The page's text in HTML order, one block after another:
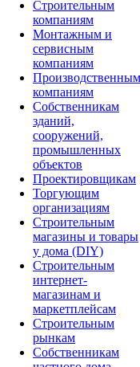
Строительным
компаниям
Монтажным и
сервисным
компаниям
Производственным
компаниям
Собственникам
зданий,
сооружений,
промышленных
объектов
Проектировщикам
Торгующим
организациям
Строительным
магазины и товары
у дома (DIY)
Строительным
интернет-
магазинам и
маркетплейсам
Строительным
рынкам
Собственникам